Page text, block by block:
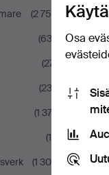
(2 750)
(633)
(271)
(232)
(1 374)
(19)
(1 300)
Osa